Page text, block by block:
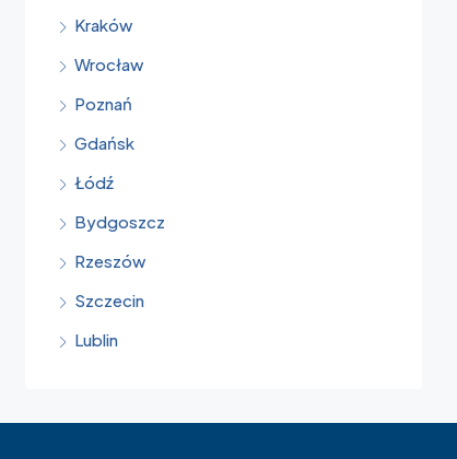
Kraków
Wrocław
Poznań
Gdańsk
Łódź
Bydgoszcz
Rzeszów
Szczecin
Lublin